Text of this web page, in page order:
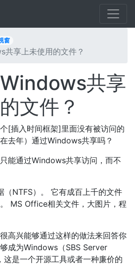
窗
共享上未使用的文件？
共享
文件？
[插入时间框架]里面没有被访问的
去年）通过Windows共享吗？
能通过Windows共享访问，而不
（NTFS）。 它有成百上千的文件
MS Office相关文件，大图片，程
高兴能够通过这样的做法来回答你
成为Windows（SBS Server
是一个开源工具或者一种廉价的